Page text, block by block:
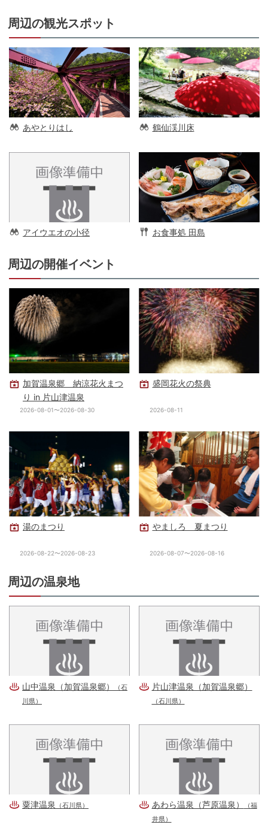
周辺の観光スポット
あやとりはし 鶴仙渓川床
アイウエオの小径 お食事処 田島
周辺の開催イベント
加賀温泉郷 納涼花火まつ
り in 片山津温泉
2026-08-01〜2026-08-30
盛岡花火の祭典
2026-08-11
湯のまつり
2026-08-22〜2026-08-23
やましろ 夏まつり
2026-08-07〜2026-08-16
周辺の温泉地
山中温泉（加賀温泉郷）
（石
川県）
片山津温泉（加賀温泉郷）
（石川県）
粟津温泉 （石川県） あわら温泉（芦原温泉）
（福
井県）